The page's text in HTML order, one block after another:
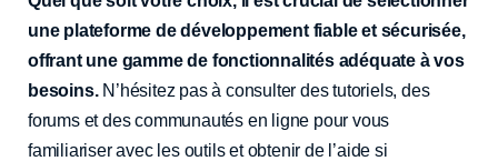
une plateforme de développement fiable et sécurisée,
offrant une gamme de fonctionnalités adéquate à vos
besoins.N’hésitez pas à consulter des tutoriels, des
forums et des communautés en ligne pour vous
familiariser avec les outils et obtenir de l’aide si